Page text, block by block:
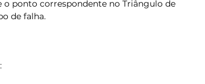
o ponto correspondente no Triângulo de
de falha.